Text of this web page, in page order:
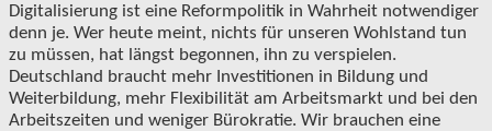
Digitalisierung ist eine Reformpolitik in Wahrheit notwendiger
denn je. Wer heute meint, nichts für unseren Wohlstand tun
zu müssen, hat längst begonnen, ihn zu verspielen.
Deutschland braucht mehr Investitionen in Bildung und
Weiterbildung, mehr Flexibilität am Arbeitsmarkt und bei den
Arbeitszeiten und weniger Bürokratie. Wir brauchen eine